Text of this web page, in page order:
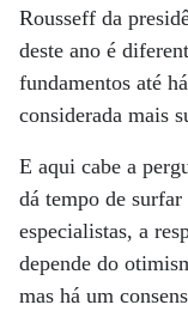
Rousseff da
deste ano é
fundamentos até
considerada mais
E aqui cabe a
dá tempo de surfar
especialistas, a
depende do
mas há um